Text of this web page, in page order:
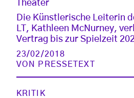
Theater
Die Künstlerische Leiterin
LT, Kathleen McNurney,
Vertrag bis zur Spielzeit
23/02/2018
VON
PRESSETEXT
KRITIK